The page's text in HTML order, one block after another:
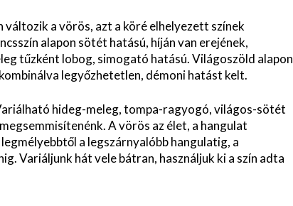
a vörös, azt a köré elhelyezett színek
alapon sötét hatású, híján van erejének,
tűzként lobog, simogató hatású. Világoszöld alapon
legyőzhetetlen, démoni hatást kelt.
hideg-meleg, tompa-ragyogó, világos-sötét
A vörös az élet, a hangulat
a legszárnyalóbb hangulatig, a
Variáljunk hát vele bátran, használjuk ki a szín adta